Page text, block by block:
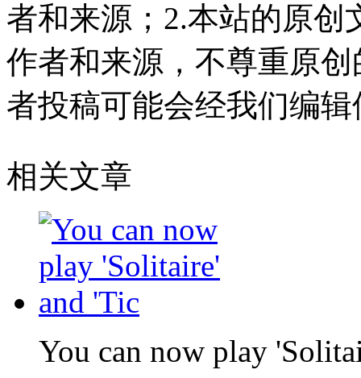
者和来源；2.本站的原
作者和来源，不尊重原
者投稿可能会经我们编
相关文章
You can now play